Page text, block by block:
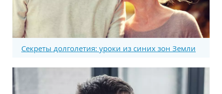
Секреты долголетия: уроки из синих зон Земли